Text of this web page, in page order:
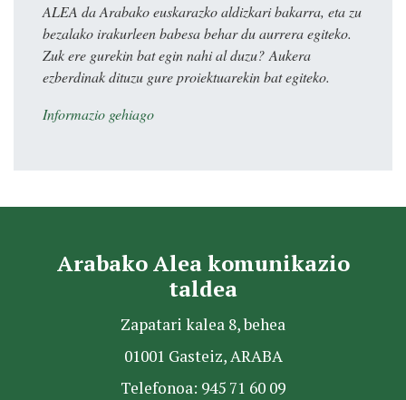
ALEA da Arabako euskarazko aldizkari bakarra, eta zu
bezalako irakurleen babesa behar du aurrera egiteko.
Zuk ere gurekin bat egin nahi al duzu? Aukera
ezberdinak dituzu gure proiektuarekin bat egiteko.
Informazio gehiago
Arabako Alea komunikazio
taldea
Zapatari kalea 8, behea
01001 Gasteiz, ARABA
Telefonoa: 945 71 60 09